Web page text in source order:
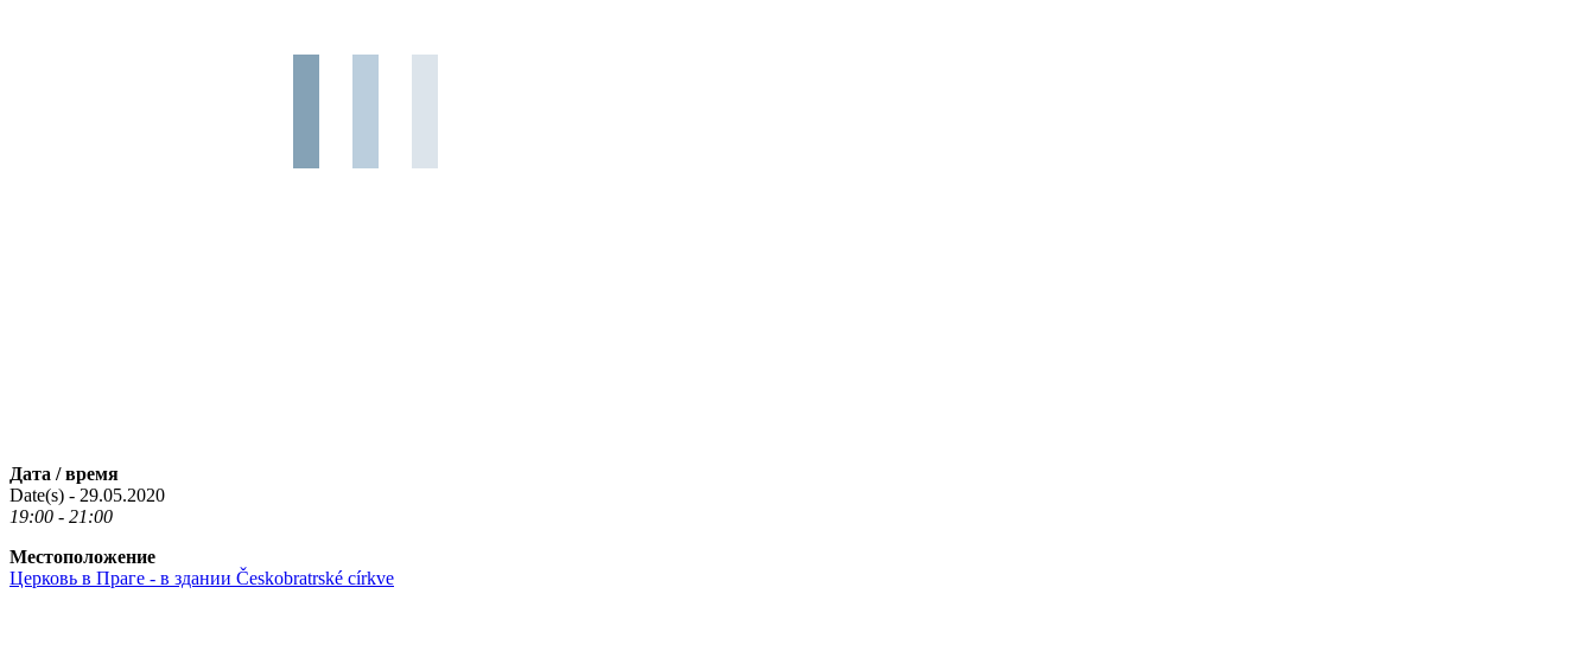
Дата / время
Date(s) - 29.05.2020
19:00 - 21:00
Местоположение
Церковь в Праге - в здании Českobratrské církve